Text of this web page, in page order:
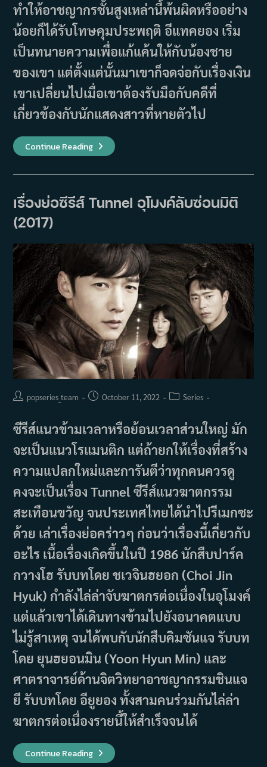
ทำให้อาชญากรชั้นสูงเหล่านี้พ้นผิดหรืออย่าง
น้อยก็ได้รับโทษคุมประพฤติ อีแทคยอง เริ่ม
เป็นทนายความเพื่อแก้แค้นให้กับน้องชาย
ของเขา แต่ตั้งแต่นั้นมาเขาก็จดจ่อกับเรื่องเงิน
เขาเปลี่ยนไปเมื่อเขาต้องรับมือกับคดีที่
เกี่ยวข้องกับนักแสดงสาวที่หายตัวไป
Continue Readingเรื่อง
ย่อ
Justice
เรื่องย่อซีรีส์ Tunnel อุโมงค์ลับซ่อนมิติ
(2017)
Postpopseries_team
PostOctober 11, 2022
PostSeries
ซีรีส์แนวข้ามเวลาหรือย้อนเวลาส่วนใหญ่ มัก
จะเป็นแนวโรแมนติก แต่ถ้ายกให้เรื่องที่สร้าง
ความแปลกใหม่และการันตีว่าทุกคนควรดู
คงจะเป็นเรื่อง Tunnel ซีรีส์แนวฆาตกรรม
สะเทือนขวัญ จนประเทศไทยได้นำไปรีเมกซะ
ด้วย เล่าเรื่องย่อคร่าวๆ ก่อนว่าเรื่องนี้เกี่ยวกับ
อะไร เนื้อเรื่องเกิดขึ้นในปี 1986 นักสืบปาร์ค
กวางโฮ รับบทโดย ชเวจินฮยอก (Choi Jin
Hyuk) กำลังไล่ล่าจับฆาตกรต่อเนื่องในอุโมงค์
แต่แล้วเขาได้เดินทางข้ามไปยังอนาคตแบบ
ไม่รู้สาเหตุ จนได้พบกับนักสืบคิมซันแจ รับบท
โดย ยุนฮยอนมิน (Yoon Hyun Min) และ
ศาตราจารย์ด้านจิตวิทยาอาชญากรรมชินแจ
ยี รับบทโดย อียูยอง ทั้งสามคนร่วมกันไล่ล่า
ฆาตกรต่อเนื่องรายนี้ให้สำเร็จจนได้
Continue Readingเรื่อง
ย่อ